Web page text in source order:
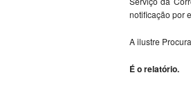
notificação por
A ilustre
É o relatório.